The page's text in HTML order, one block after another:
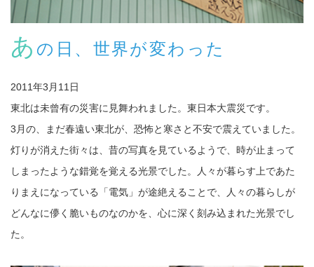
あ の日、世界が変わった
2011年3月11日
東北は未曾有の災害に見舞われました。東日本大震災です。
3月の、まだ春遠い東北が、恐怖と寒さと不安で震えていました。
灯りが消えた街々は、昔の写真を見ているようで、時が止まって
しまったような錯覚を覚える光景でした。人々が暮らす上であた
りまえになっている「電気」が途絶えることで、人々の暮らしが
どんなに儚く脆いものなのかを、心に深く刻み込まれた光景でし
た。